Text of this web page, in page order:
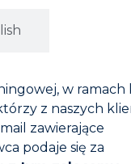
działaniu :
porcelany.
wytrącone osady
w ramach
z naszych
zawierające
podaje się za